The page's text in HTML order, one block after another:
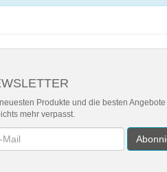
Produkte und die besten
mehr verpasst.